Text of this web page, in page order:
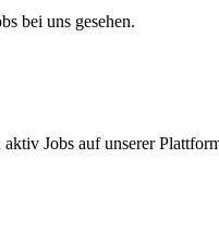
bei uns gesehen.
Jobs auf unserer